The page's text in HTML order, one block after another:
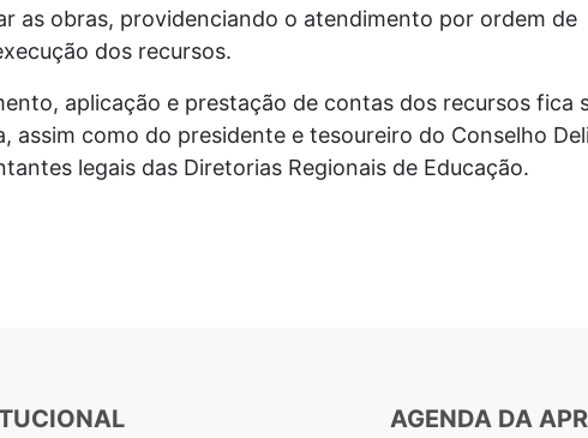
as obras, providenciando o atendimento por ordem de
dos recursos.
aplicação e prestação de contas dos recursos fica
assim como do presidente e tesoureiro do Conselho
legais das Diretorias Regionais de Educação.
AGENDA DA